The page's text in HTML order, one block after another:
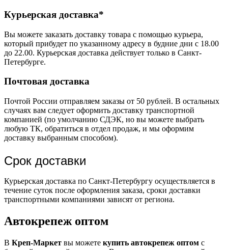
Курьерская доставка*
Вы можете заказать доставку товара с помощью курьера,
который прибудет по указанному адресу в будние дни с 18.00
до 22.00. Курьерская доставка действует только в Санкт-
Петербурге.
Почтовая доставка
Почтой России отправляем заказы от 50 рублей. В остальных
случаях вам следует оформить доставку транспортной
компанией (по умолчанию СДЭК, но вы можете выбрать
любую ТК, обратиться в отдел продаж, и мы оформим
доставку выбранным способом).
Срок доставки
Курьерская доставка по Санкт-Петербургу осуществляется в
течение суток после оформления заказа, сроки доставки
транспортными компаниями зависят от региона.
Автокрепеж оптом
В Креп-Маркет вы можете купить автокрепеж оптом с